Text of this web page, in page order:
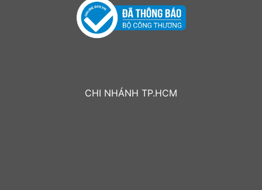
CHI NHÁNH TP.HCM